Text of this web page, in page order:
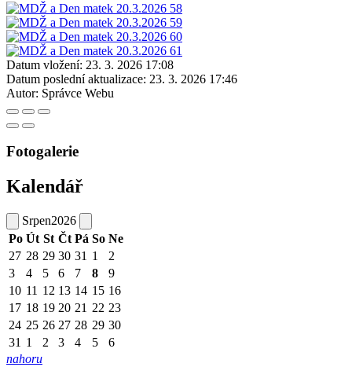
Datum vložení: 23. 3. 2026 17:08
Datum poslední aktualizace: 23. 3. 2026 17:46
Autor: Správce Webu
Fotogalerie
Kalendář
Srpen2026
Po Út St Čt Pá So Ne
27 28 29 30 31 1
2
3
4 5 6 7 8
9
10 11 12 13 14 15 16
17 18 19 20 21 22 23
24 25 26 27 28 29 30
31 1 2 3 4 5
6
nahoru